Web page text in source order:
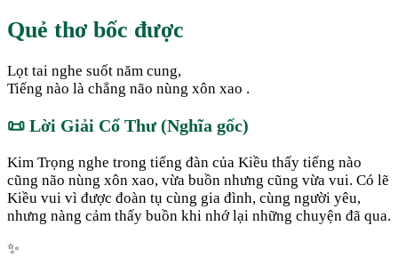
Quẻ thơ bốc được
Lọt tai nghe suốt năm cung,
Tiếng nào là chẳng não nùng xôn xao .
📜 Lời Giải Cổ Thư (Nghĩa gốc)
Kim Trọng nghe trong tiếng đàn của Kiều thấy tiếng nào
cũng não nùng xôn xao, vừa buồn nhưng cũng vừa vui. Có lẽ
Kiều vui vì được đoàn tụ cùng gia đình, cùng người yêu,
nhưng nàng cảm thấy buồn khi nhớ lại những chuyện đã qua.
✨